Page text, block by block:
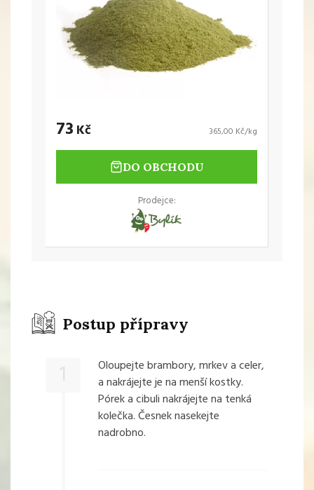
73Kč 365,00 Kč/kg
DO OBCHODU
Prodejce:
Postup přípravy
Oloupejte brambory, mrkev a celer,
a nakrájejte je na menší kostky.
Pórek a cibuli nakrájejte na tenká
kolečka. Česnek nasekejte
nadrobno.